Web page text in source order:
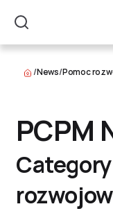
Search
/News/Pomoc
PCPM